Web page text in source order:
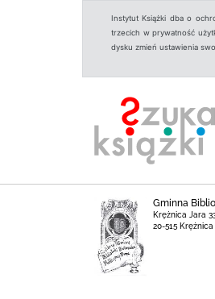
Instytut Książki dba o
trzecich w prywatność
dysku zmień ustawienia
Gminna
Krężnica Jara
20-515 Krężnica